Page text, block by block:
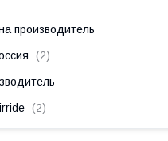
производитель
2
2